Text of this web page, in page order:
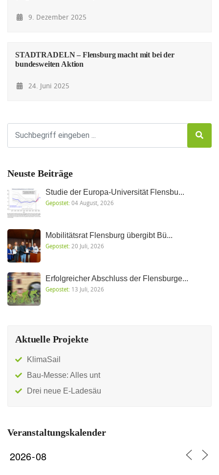
9. Dezember 2025
STADTRADELN – Flensburg macht mit bei der
bundesweiten Aktion
24. Juni 2025
Neuste Beiträge
Studie der Europa-Universität Flensbu...
Gepostet:04 August, 2026
Mobilitätsrat Flensburg übergibt Bü...
Gepostet: 20 Juli, 2026
Erfolgreicher Abschluss der Flensburge...
Gepostet: 13 Juli, 2026
Aktuelle Projekte
KlimaSail
Bau-Messe: Alles unt
Drei neue E-Ladesäu
Veranstaltungskalender